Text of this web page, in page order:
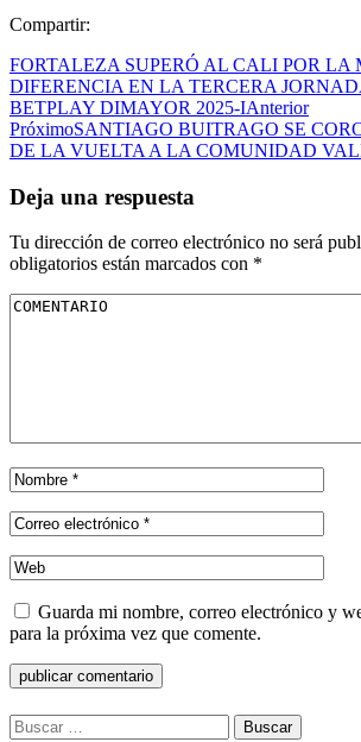
Compartir:
FORTALEZA SUPERÓ AL CALI POR LA
DIFERENCIA EN LA TERCERA
BETPLAY DIMAYOR 2025-IAnterior
PróximoSANTIAGO BUITRAGO SE
DE LA VUELTA A LA COMUNIDAD
Deja una respuesta
Tu dirección de correo electrónico no será
obligatorios están marcados con *
Guarda mi nombre, correo electrónico y
para la próxima vez que comente.
Buscar: